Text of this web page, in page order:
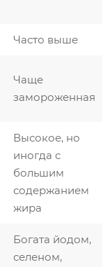
Часто выше
Чаще
замороженная
Высокое, но
иногда с
большим
содержанием
жира
Богата йодом,
селеном,